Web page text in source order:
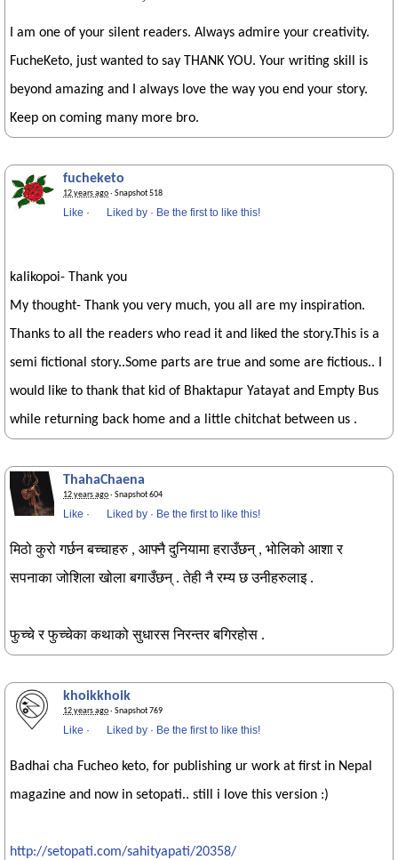
I am one of your silent readers. Always admire your creativity.
FucheKeto, just wanted to say THANK YOU. Your writing skill is
beyond amazing and I always love the way you end your story.
Keep on coming many more bro.
fucheketo
12 years ago· Snapshot 518
Like · Liked by · Be the first to like this!
kalikopoi- Thank you
My thought- Thank you very much, you all are my inspiration.
Thanks to all the readers who read it and liked the story.This is a
semi fictional story..Some parts are true and some are fictious.. I
would like to thank that kid of Bhaktapur Yatayat and Empty Bus
while returning back home and a little chitchat between us .
ThahaChaena
12 years ago· Snapshot 604
Like · Liked by · Be the first to like this!
मिठो कुरो गर्छन बच्चाहरु , आफ्नै दुनियामा हराउँछन् , भोलिको आशा र
सपनाका जोशिला खोला बगाउँछन् . तेही नै रम्य छ उनीहरुलाइ .
फुच्चे र फुच्चेका कथाको सुधारस निरन्तर बगिरहोस .
khoikkhoik
12 years ago· Snapshot 769
Like · Liked by · Be the first to like this!
Badhai cha Fucheo keto, for publishing ur work at first in Nepal
magazine and now in setopati.. still i love this version :)
http://setopati.com/sahityapati/20358/